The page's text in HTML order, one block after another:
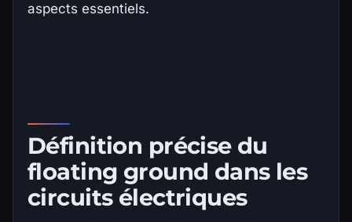
aspects essentiels.
Définition précise du
floating ground dans les
circuits électriques